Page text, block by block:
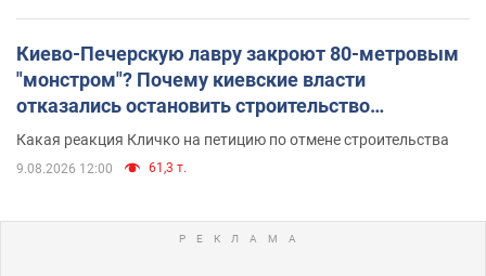
Киево-Печерскую лавру закроют 80-метровым
"монстром"? Почему киевские власти
отказались остановить строительство
небоскреба "московского верующего"
Какая реакция Кличко на петицию по отмене строительства
9.08.2026 12:00 61,3 т.